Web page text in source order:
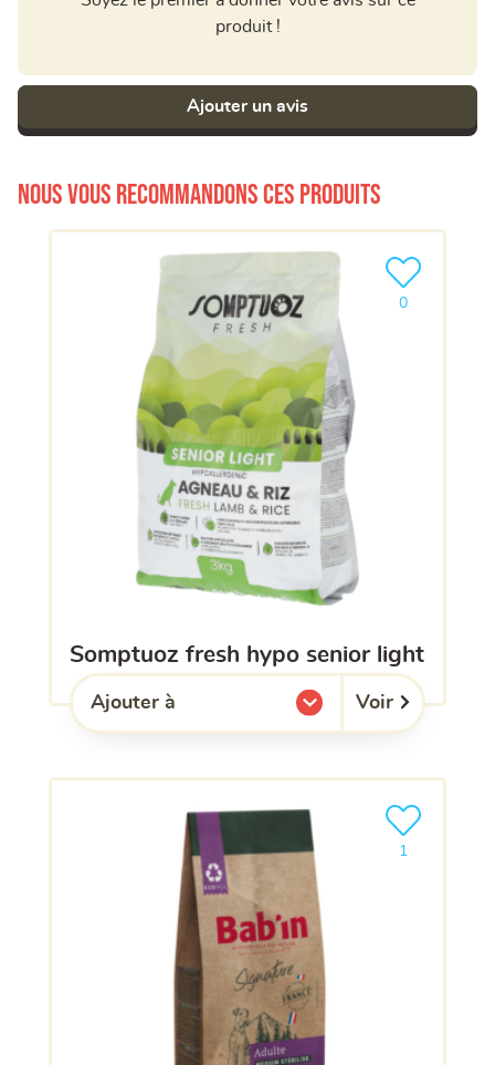
produit !
Ajouter un avis
Nous vous recommandons ces produits
somptuoz fresh hypo senior light
0
Ajouter le
Ajouter à
l'une de mes listes. Voir
1
Ajouter le